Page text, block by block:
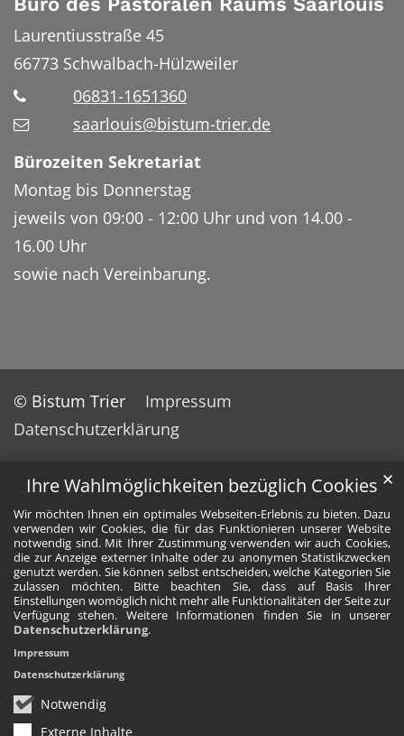
Ihre Wahlmöglichkeiten bezüglich Cookies
Wir möchten Ihnen ein optimales Webseiten-Erlebnis zu bieten. Dazu
verwenden wir Cookies, die für das Funktionieren unserer Website
notwendig sind. Mit Ihrer Zustimmung verwenden wir auch Cookies,
die zur Anzeige externer Inhalte oder zu anonymen Statistikzwecken
genutzt werden. Sie können selbst entscheiden, welche Kategorien Sie
zulassen möchten. Bitte beachten Sie, dass auf Basis Ihrer
Einstellungen womöglich nicht mehr alle Funktionalitäten der Seite zur
Verfügung stehen. Weitere Informationen finden Sie in unserer
Datenschutzerklärung.
Notwendig
Externe Inhalte
✕
Impressum
Datenschutzerklärung
Laurentiusstraße 45
66773 Schwalbach-Hülzweiler
06831-1651360
saarlouis@bistum-trier.de
Bürozeiten Sekretariat
Montag bis Donnerstag
jeweils von 09:00 - 12:00 Uhr und von 14.00 -
16.00 Uhr
sowie nach Vereinbarung.
© Bistum Trier
Impressum
Datenschutzerklärung